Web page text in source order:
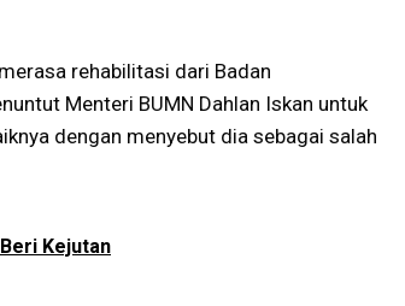
rehabilitasi dari Badan
Menteri BUMN Dahlan Iskan untuk
dengan menyebut dia sebagai salah
Kejutan